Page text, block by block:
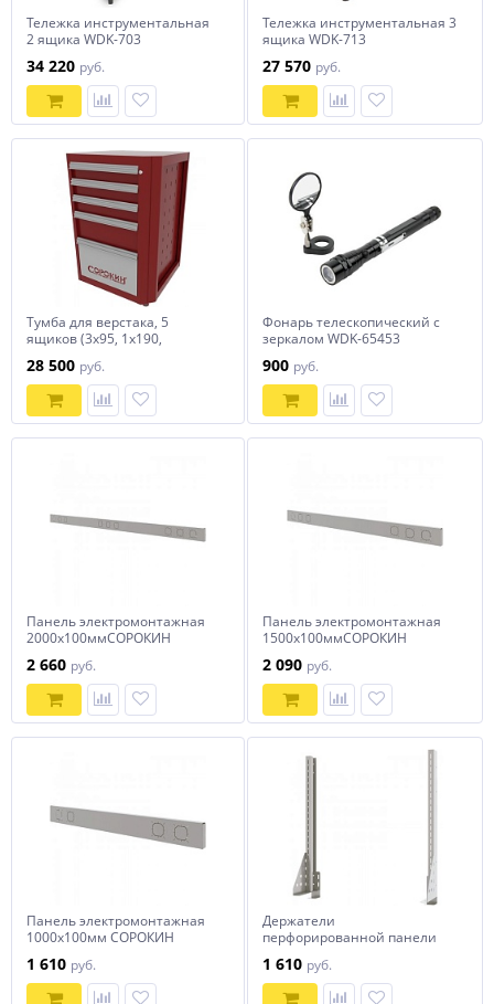
Тележка инструментальная
2 ящика WDK-703
34 220 руб.
Тележка инструментальная 3
ящика WDK-713
27 570 руб.
Тумба для верстака, 5
ящиков (3х95, 1х190,
28 500 руб.
Фонарь телескопический с
зеркалом WDK-65453
900 руб.
Панель электромонтажная
2000х100ммСОРОКИН
2 660 руб.
Панель электромонтажная
1500х100ммСОРОКИН
2 090 руб.
Панель электромонтажная
1000х100мм СОРОКИН
1 610 руб.
Держатели
перфорированной панели
1 610 руб.